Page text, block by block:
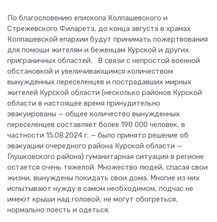
По благословению епископа Колпашевского и
Стрежевского Филарета, до конца августа в храмах
Колпашевской епархии будут принимать пожертвования
для помощи жителям и беженцам Курской и других
приграничных областей. В связи с непростой военной
обстановкой и увеличивающимся количеством
вынужденных переселенцев и пострадавших мирных
жителей Курской области (несколько районов Курской
области в настоящее время принудительно
эвакуированы — общее количество вынужденных
переселенцев составляет более 190 000 человек, в
частности 15.08.2024 г. — было принято решение об
эвакуации очередного района Курской области —
Глушковского района) гуманитарная ситуация в регионе
остается очень тяжелой. Множество людей, спасая свои
жизни, вынуждены покидать свои дома. Многие из них
испытывают нужду в самом необходимом, подчас не
имеют крыши над головой, не могут обогреться,
нормально поесть и одеться.